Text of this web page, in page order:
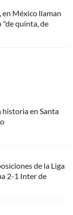
en México llaman
quinta, de
historia en Santa
de la Liga
2-1 Inter de